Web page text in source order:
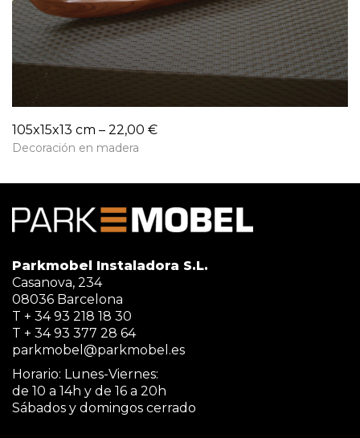
105x15x13 cm – 22,00 €
Decoración en madera
Parkmobel Instaladora S.L.
Casanova, 234
08036 Barcelona
T + 34 93 218 18 30
T + 34 93 377 28 64
parkmobel@parkmobel.es
Horario: Lunes-Viernes:
de 10 a 14h y de 16 a 20h
Sábados y domingos cerrado